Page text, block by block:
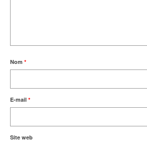
Nom *
E-mail *
Site web